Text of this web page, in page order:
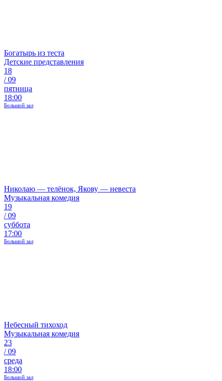
Богатырь из теста
Детские представления
18
/09
пятница
18:00
Большой зал
Николаю — телёнок, Якову — невеста
Музыкальная комедия
19
/09
суббота
17:00
Большой зал
Небесный тихоход
Музыкальная комедия
23
/09
среда
18:00
Большой зал